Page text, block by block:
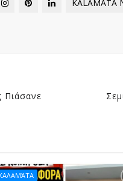
KALAMATA
Πιάσανε